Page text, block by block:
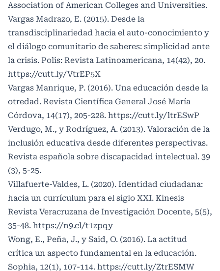
Association of American Colleges and Universities.
Vargas Madrazo, E. (2015). Desde la
transdisciplinariedad hacia el auto-conocimiento y
el diálogo comunitario de saberes: simplicidad ante
la crisis. Polis: Revista Latinoamericana, 14(42), 20.
https://cutt.ly/VtrEP5X
Vargas Manrique, P. (2016). Una educación desde la
otredad. Revista Científica General José María
Córdova, 14(17), 205-228. https://cutt.ly/ltrESwP
Verdugo, M., y Rodríguez, A. (2013). Valoración de la
inclusión educativa desde diferentes perspectivas.
Revista española sobre discapacidad intelectual. 39
(3), 5-25.
Villafuerte-Valdes, L. (2020). Identidad ciudadana:
hacia un currículum para el siglo XXI. Kinesis
Revista Veracruzana de Investigación Docente, 5(5),
35-48. https://n9.cl/t1zpqy
Wong, E., Peña, J., y Said, O. (2016). La actitud
crítica un aspecto fundamental en la educación.
Sophia, 12(1), 107-114. https://cutt.ly/ZtrESMW